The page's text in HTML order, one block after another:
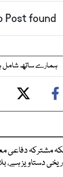
Post found
ہمارے ساتھ شامل
مشترکہ دفاعی
دستاویز ہے،